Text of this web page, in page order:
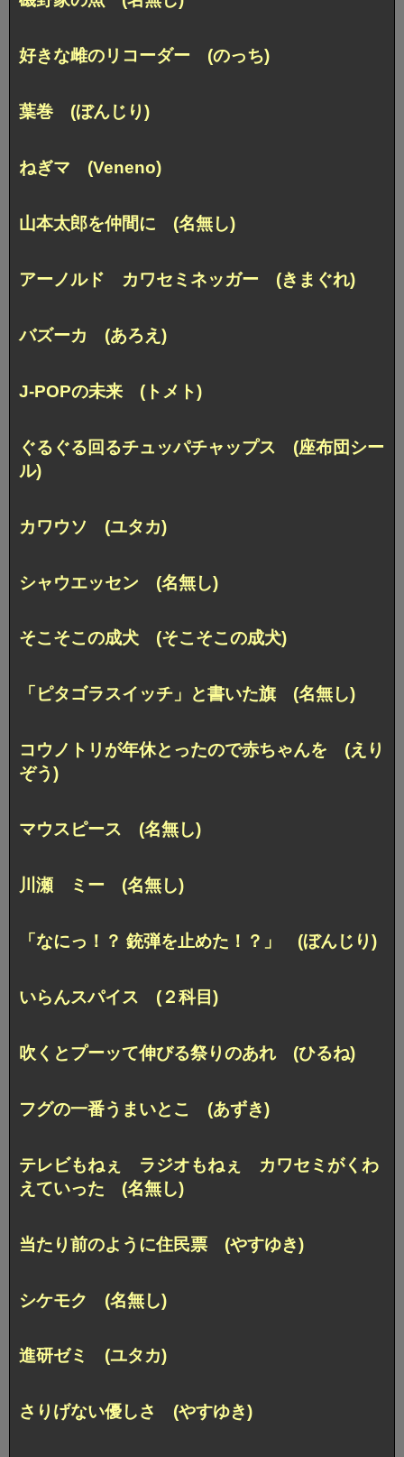
好きな雌のリコーダー (のっち)
葉巻 (ぼんじり)
ねぎマ (Veneno)
山本太郎を仲間に (名無し)
アーノルド カワセミネッガー (きまぐれ)
バズーカ (あろえ)
J-POPの未来 (トメト)
ぐるぐる回るチュッパチャップス (座布団シー
ル)
カワウソ (ユタカ)
シャウエッセン (名無し)
そこそこの成犬 (そこそこの成犬)
「ピタゴラスイッチ」と書いた旗 (名無し)
コウノトリが年休とったので赤ちゃんを (えり
ぞう)
マウスピース (名無し)
川瀬 ミー (名無し)
「なにっ！？ 銃弾を止めた！？」 (ぼんじり)
いらんスパイス (２科目)
吹くとプーッて伸びる祭りのあれ (ひるね)
フグの一番うまいとこ (あずき)
テレビもねぇ ラジオもねぇ カワセミがくわ
えていった (名無し)
当たり前のように住民票 (やすゆき)
シケモク (名無し)
進研ゼミ (ユタカ)
さりげない優しさ (やすゆき)